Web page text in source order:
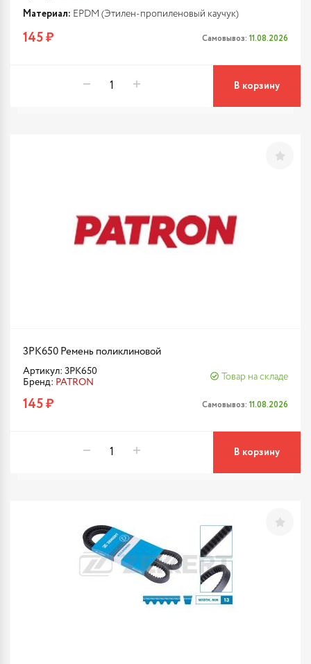
Материал: EPDM (Этилен-пропиленовый каучук)
145 ₽ Самовывоз: 11.08.2026
В корзину
3PK650 Ремень поликлиновой
Артикул: 3PK650
Бренд: PATRON
Товар на складе
145 ₽ Самовывоз: 11.08.2026
В корзину